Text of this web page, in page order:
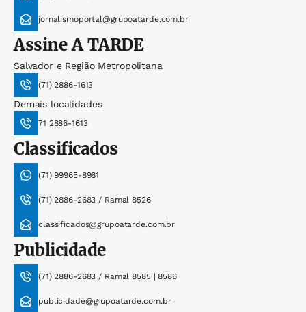
jornalismoportal@grupoatarde.com.br
AssineA TARDE
Salvador e Região Metropolitana
(71) 2886-1613
Demais localidades
71 2886-1613
Classificados
(71) 99965-8961
(71) 2886-2683 / Ramal 8526
classificados@grupoatarde.com.br
Publicidade
(71) 2886-2683 / Ramal 8585 | 8586
publicidade@grupoatarde.com.br